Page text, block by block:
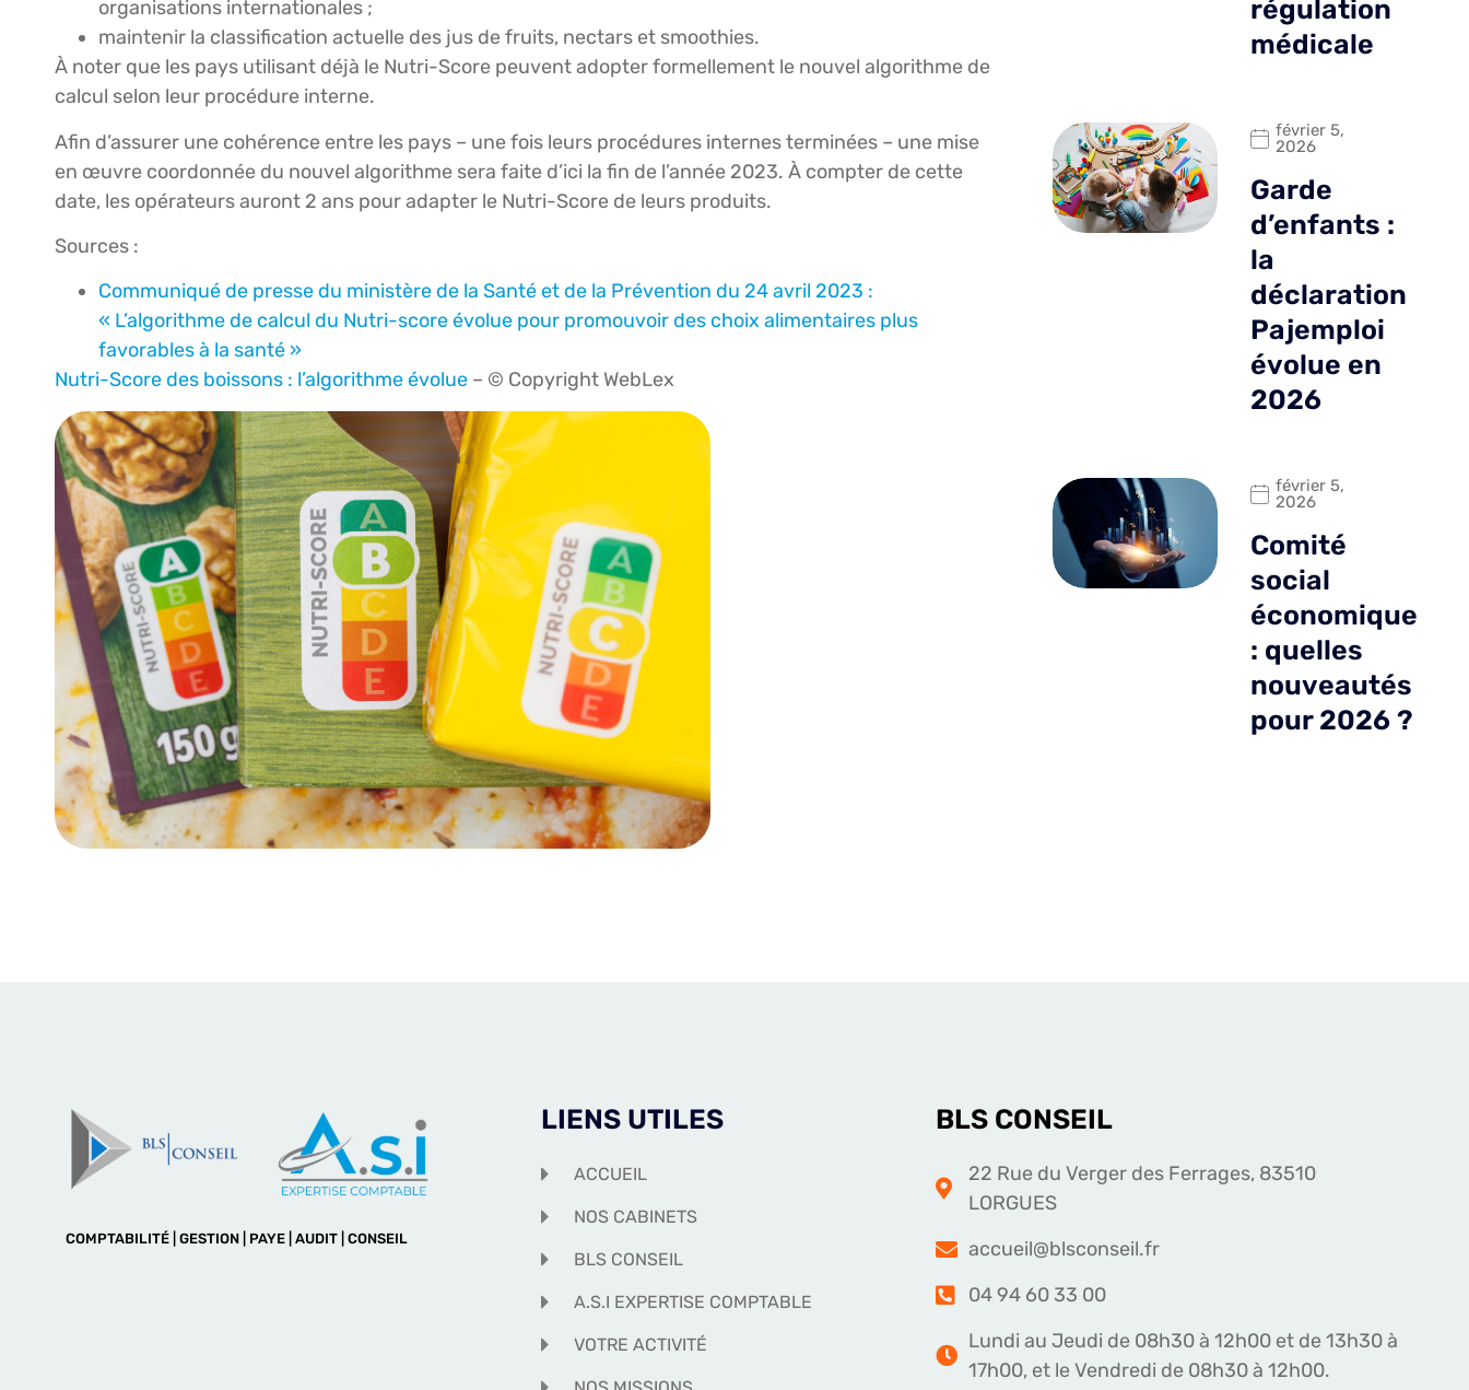
organisations internationales ;
maintenir la classification actuelle des jus de fruits, nectars et smoothies.
À noter que les pays utilisant déjà le Nutri-Score peuvent adopter formellement le nouvel algorithme de
calcul selon leur procédure interne.
Afin d’assurer une cohérence entre les pays – une fois leurs procédures internes terminées – une mise
en œuvre coordonnée du nouvel algorithme sera faite d’ici la fin de l’année 2023. À compter de cette
date, les opérateurs auront 2 ans pour adapter le Nutri-Score de leurs produits.
Sources :
Communiqué de presse du ministère de la Santé et de la Prévention du 24 avril 2023 :
« L’algorithme de calcul du Nutri-score évolue pour promouvoir des choix alimentaires plus
favorables à la santé »
Nutri-Score des boissons : l’algorithme évolue – © Copyright WebLex
régulation
médicale
février 5,
2026
Garde
d’enfants :
la
déclaration
Pajemploi
évolue en
2026
février 5,
2026
Comité
social
économique
: quelles
nouveautés
pour 2026 ?
COMPTABILITÉ | GESTION | PAYE | AUDIT | CONSEIL
LIENS UTILES
ACCUEIL
NOS CABINETS
BLS CONSEIL
A.S.I EXPERTISE COMPTABLE
VOTRE ACTIVITÉ
BLS CONSEIL
22 Rue du Verger des Ferrages, 83510
LORGUES
accueil@blsconseil.fr
04 94 60 33 00
Lundi au Jeudi de 08h30 à 12h00 et de 13h30 à
17h00, et le Vendredi de 08h30 à 12h00.